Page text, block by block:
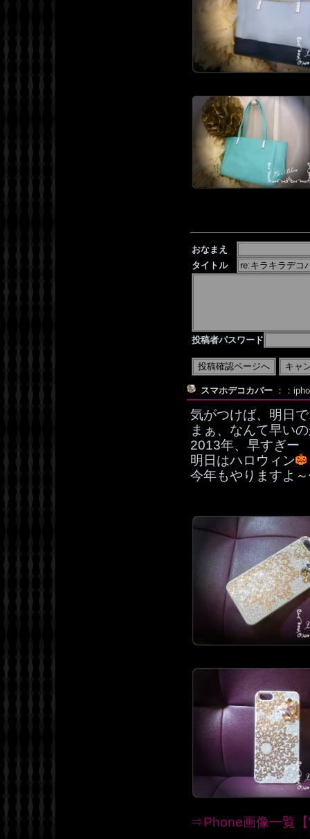
おなまえ
タイトル
投稿者パスワード
スマホデコカバー ：：
気がつけば、明日
まぁ、なんて早い
2013年、早すぎー
明日はハロウィン
今年もやりますよ
⇒Phone画像一覧